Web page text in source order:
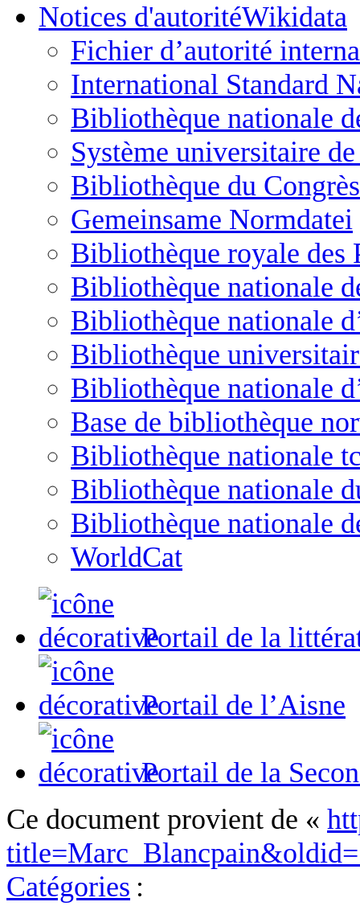
Notices d'autorité
Fichier d’autorité
International Standard
Bibliothèque nationale
Système universitaire
Bibliothèque du Congrès
Gemeinsame Normdatei
Bibliothèque royale des
Bibliothèque nationale
Bibliothèque nationale
Bibliothèque
Bibliothèque nationale
Base de bibliothèque
Bibliothèque nationale
Bibliothèque nationale
Bibliothèque nationale
WorldCat
Portail de la
Portail de l’Aisne
Portail de la
Ce document provient de «
Catégories :